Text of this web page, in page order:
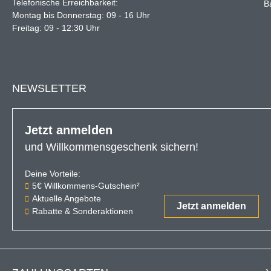
Telefonische Erreichbarkeit:
Montag bis Donnerstag: 09 - 16 Uhr
Freitag: 09 - 12:30 Uhr
NEWSLETTER
Jetzt anmelden
und Willkommensgeschenk sichern!
Deine Vorteile:
5€ Willkommens-Gutschein²Der 5€-Gutschein ist ab einem
Aktuelle Angebote
Rabatte & Sonderaktionen
Jetzt anmelden